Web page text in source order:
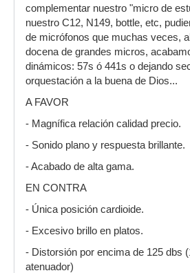
complementar nuestro "micro de
nuestro C12, N149, bottle, etc,
de micrófonos que muchas veces,
docena de grandes micros,
dinámicos: 57s ó 441s o dejando
orquestación a la buena de Dios...
A FAVOR
- Magnífica relación calidad precio.
- Sonido plano y respuesta brillante.
- Acabado de alta gama.
EN CONTRA
- Única posición cardioide.
- Excesivo brillo en platos.
- Distorsión por encima de 125 dbs
atenuador)